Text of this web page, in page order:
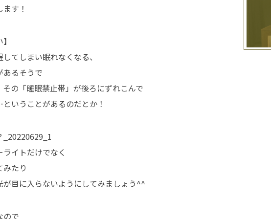
す！
てしまい眠れなくなる、
あるそうで
の「睡眠禁止帯」が後ろにずれこんで
いうことがあるのだとか！
イトだけでなく
たり
目に入らないようにしてみましょう^^
ので